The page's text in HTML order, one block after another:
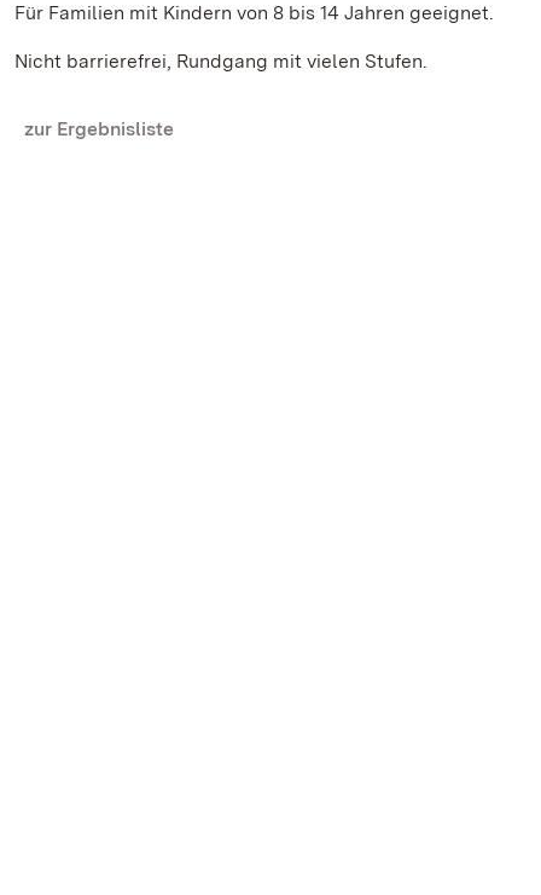
Für Familien mit Kindern von 8 bis 14 Jahren geeignet.
Nicht barrierefrei, Rundgang mit vielen Stufen.
zur Ergebnisliste